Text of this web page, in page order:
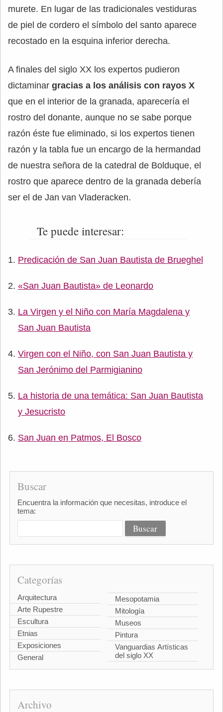
murete. En lugar de las tradicionales vestiduras
de piel de cordero el símbolo del santo aparece
recostado en la esquina inferior derecha.
A finales del siglo XX los expertos pudieron
dictaminar gracias a los análisis con rayos X
que en el interior de la granada, aparecería el
rostro del donante, aunque no se sabe porque
razón éste fue eliminado, si los expertos tienen
razón y la tabla fue un encargo de la hermandad
de nuestra señora de la catedral de Bolduque, el
rostro que aparece dentro de la granada debería
ser el de Jan van Vladeracken.
Te puede interesar:
Predicación de San Juan Bautista de Brueghel
«San Juan Bautista» de Leonardo
La Virgen y el Niño con María Magdalena y
San Juan Bautista
Virgen con el Niño, con San Juan Bautista y
San Jerónimo del Parmigianino
La historia de una temática: San Juan Bautista
y Jesucristo
San Juan en Patmos, El Bosco
Buscar
Encuentra la información que necesitas, introduce el
tema:
Categorías
Arquitectura
Arte Rupestre
Escultura
Etnias
Exposiciones
General
Mesopotamia
Mitología
Museos
Pintura
Vanguardias Artísticas
del siglo XX
Archivo